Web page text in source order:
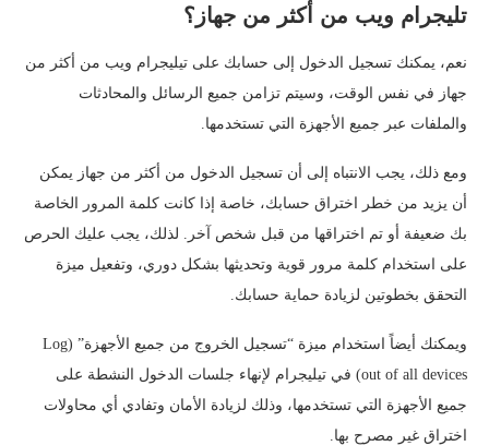
تليجرام ويب من أكثر من جهاز؟
نعم، يمكنك تسجيل الدخول إلى حسابك على تيليجرام ويب من أكثر من
جهاز في نفس الوقت، وسيتم تزامن جميع الرسائل والمحادثات
والملفات عبر جميع الأجهزة التي تستخدمها.
ومع ذلك، يجب الانتباه إلى أن تسجيل الدخول من أكثر من جهاز يمكن
أن يزيد من خطر اختراق حسابك، خاصة إذا كانت كلمة المرور الخاصة
بك ضعيفة أو تم اختراقها من قبل شخص آخر. لذلك، يجب عليك الحرص
على استخدام كلمة مرور قوية وتحديثها بشكل دوري، وتفعيل ميزة
التحقق بخطوتين لزيادة حماية حسابك.
ويمكنك أيضاً استخدام ميزة “تسجيل الخروج من جميع الأجهزة” (Log
out of all devices) في تيليجرام لإنهاء جلسات الدخول النشطة على
جميع الأجهزة التي تستخدمها، وذلك لزيادة الأمان وتفادي أي محاولات
اختراق غير مصرح بها.